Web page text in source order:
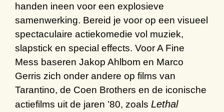
handen ineen voor een explosieve
samenwerking. Bereid je voor op een visueel
spectaculaire actiekomedie vol muziek,
slapstick en special effects. VoorA Fine
Mess baseren Jakop Ahlbom en Marco
Gerris zich onder andere op films van
Tarantino, de Coen Brothers en de iconische
actiefilms uit de jaren ’80, zoals Lethal